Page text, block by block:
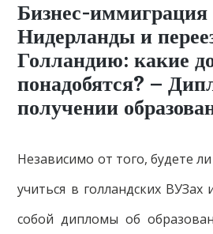
Бизнес-иммиграция
Нидерланды и
Голландию: какие
понадобятся? –
получении
Независимо от того, будете
учиться в голландских ВУЗах
собой дипломы об